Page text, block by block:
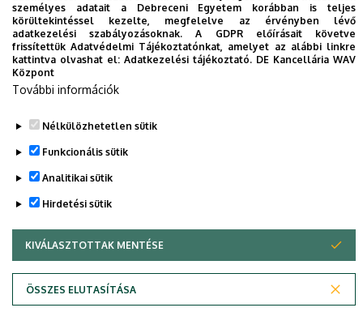
Frontiers in
Sports and
Active Living
Tomorrow:
Trends and
Transformation
Industry
2.6 Q1 Frontiers
Engineering
Knowledge
-
személyes adatait a Debreceni Egyetem korábban is teljes
körültekintéssel kezelte, megfelelve az érvényben lévő
adatkezelési szabályozásoknak. A GDPR előírásait követve
frissítettük Adatvédelmi Tájékoztatónkat, amelyet az alábbi linkre
kattintva olvashat el: Adatkezelési tájékoztató. DE Kancellária WAV
Központ
További információk
Nélkülözhetetlen sütik
Funkcionális sütik
Analitikai sütik
Hirdetési sütik
KIVÁLASZTOTTAK MENTÉSE
ÖSSZES ELUTASÍTÁSA
WITHDRAW CONSENT